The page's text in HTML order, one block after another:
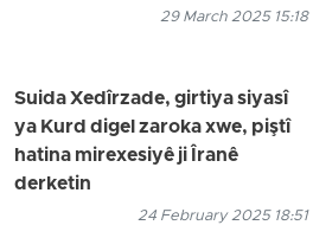
29 March 2025 15:18
Suida Xedîrzade, girtiya siyasî
ya Kurd digel zaroka xwe, piştî
hatina mirexesiyê ji Îranê
derketin
24 February 2025 18:51